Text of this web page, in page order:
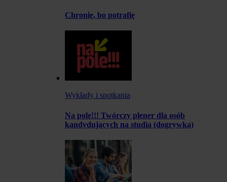
Chronię, bo potrafię
Wykłady i spotkania
Na pole!!! Twórczy plener dla osób
kandydujących na studia (dogrywka)